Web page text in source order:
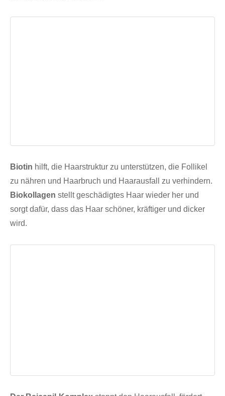
Biotin hilft, die Haarstruktur zu unterstützen, die Follikel
zu nähren und Haarbruch und Haarausfall zu verhindern.
Biokollagen stellt geschädigtes Haar wieder her und
sorgt dafür, dass das Haar schöner, kräftiger und dicker
wird.